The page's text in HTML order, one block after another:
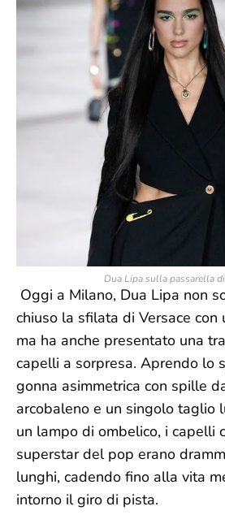
Dua Lipa sulla passarella di
Oggi a Milano, Dua Lipa non
chiuso la sfilata di Versace con
ma ha anche presentato una
capelli a sorpresa. Aprendo lo
gonna asimmetrica con spille
arcobaleno e un singolo taglio
un lampo di ombelico, i capelli
superstar del pop erano
lunghi, cadendo fino alla vita
intorno il giro di pista.